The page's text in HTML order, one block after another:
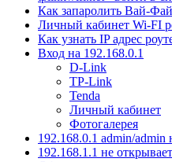
Как запаролить Вай-
Личный кабинет Wi-FI
Как узнать IP адрес
Вход на 192.168.0.1
D-Link
TP-Link
Tenda
Личный кабинет
Фотогалерея
192.168.0.1 admin/admin
192.168.1.1 не